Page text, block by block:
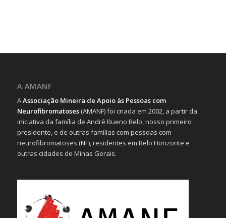
A AMANF
AAssociação Mineira de Apoio às Pessoas com
Neurofibromatoses(AMANF) foi criada em 2002, a partir da
iniciativa da família de André Bueno Belo, nosso primeiro
presidente, e de outras famílias com pessoas com
neurofibromatoses (NF), residentes em Belo Horizonte e
outras cidades de Minas Gerais.